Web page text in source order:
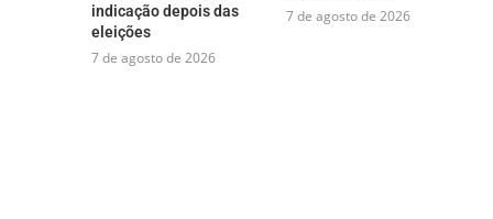
indicação depois das
eleições
7 de agosto de 2026
7 de agosto de 2026